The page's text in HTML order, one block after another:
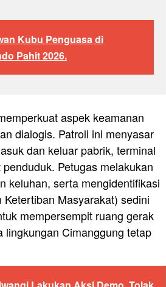
Kubu Penguasa di
Pahit 2026.
aspek keamanan
dialogis. Patroli ini menyasar
dan keluar pabrik, terminal
Petugas melakukan
keluhan, serta mengidentifikasi
Masyarakat) sedini
mempersempit ruang gerak
lingkungan Cimanggung tetap